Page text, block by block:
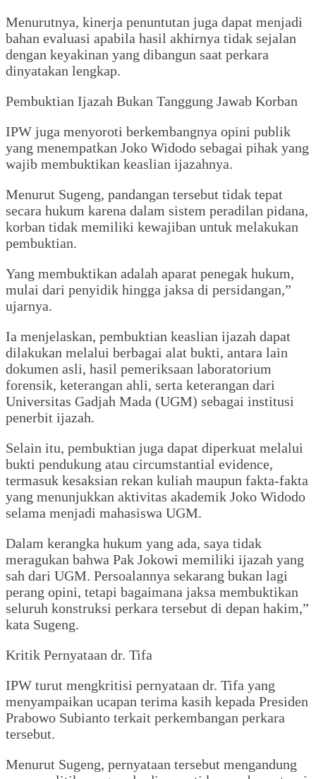
‎Menurutnya, kinerja penuntutan juga dapat menjadi
bahan evaluasi apabila hasil akhirnya tidak sejalan
dengan keyakinan yang dibangun saat perkara
dinyatakan lengkap.
‎‎Pembuktian Ijazah Bukan Tanggung Jawab Korban
‎IPW juga menyoroti berkembangnya opini publik
yang menempatkan Joko Widodo sebagai pihak yang
wajib membuktikan keaslian ijazahnya.
‎Menurut Sugeng, pandangan tersebut tidak tepat
secara hukum karena dalam sistem peradilan pidana,
korban tidak memiliki kewajiban untuk melakukan
pembuktian.
‎Yang membuktikan adalah aparat penegak hukum,
mulai dari penyidik hingga jaksa di persidangan,”
ujarnya.
‎‎Ia menjelaskan, pembuktian keaslian ijazah dapat
dilakukan melalui berbagai alat bukti, antara lain
dokumen asli, hasil pemeriksaan laboratorium
forensik, keterangan ahli, serta keterangan dari
Universitas Gadjah Mada (UGM) sebagai institusi
penerbit ijazah.
‎Selain itu, pembuktian juga dapat diperkuat melalui
bukti pendukung atau circumstantial evidence,
termasuk kesaksian rekan kuliah maupun fakta-fakta
yang menunjukkan aktivitas akademik Joko Widodo
selama menjadi mahasiswa UGM.
‎Dalam kerangka hukum yang ada, saya tidak
meragukan bahwa Pak Jokowi memiliki ijazah yang
sah dari UGM. Persoalannya sekarang bukan lagi
perang opini, tetapi bagaimana jaksa membuktikan
seluruh konstruksi perkara tersebut di depan hakim,”
kata Sugeng.
‎Kritik Pernyataan dr. Tifa
‎IPW turut mengkritisi pernyataan dr. Tifa yang
menyampaikan ucapan terima kasih kepada Presiden
Prabowo Subianto terkait perkembangan perkara
tersebut.
‎Menurut Sugeng, pernyataan tersebut mengandung